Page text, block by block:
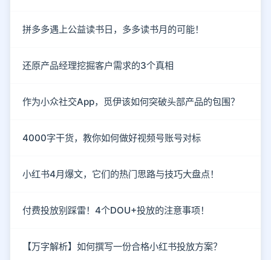
拼多多遇上公益读书日，多多读书月的可能！
还原产品经理挖掘客户需求的3个真相
作为小众社交App，觅伊该如何突破头部产品的包围？
4000字干货，教你如何做好视频号账号对标
小红书4月爆文，它们的热门思路与技巧大盘点！
付费投放别踩雷！4个DOU+投放的注意事项！
【万字解析】如何撰写一份合格小红书投放方案？